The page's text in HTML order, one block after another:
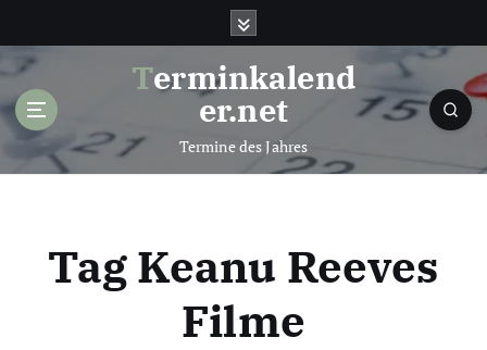
t
Terminkalend
er.net
Termine des Jahres
Tag Keanu Reeves
Filme